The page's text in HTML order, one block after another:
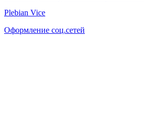
Plebian Vice
Оформление соц.сетей